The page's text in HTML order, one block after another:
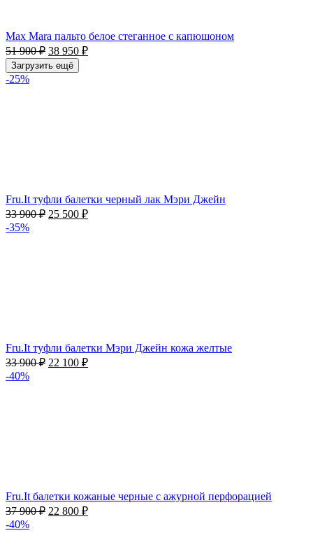
Max Mara пальто белое стеганное с капюшоном
51 900₽ 38 950 ₽
Загрузить ещё
-25%
Fru.It туфли балетки черный лак Mэри Джейн
33 900₽ 25 500 ₽
-35%
Fru.It туфли балетки Mэри Джейн кожа желтые
33 900₽ 22 100 ₽
-40%
Fru.It балетки кожаные черные с ажурной перфорацией
37 900₽ 22 800 ₽
-40%